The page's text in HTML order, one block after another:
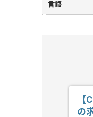
言語
【
の